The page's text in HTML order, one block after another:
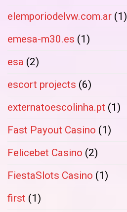
elemporiodelvw.com.ar (1)
emesa-m30.es (1)
esa (2)
escort projects (6)
externatoescolinha.pt (1)
Fast Payout Casino (1)
Felicebet Casino (2)
FiestaSlots Casino (1)
first (1)